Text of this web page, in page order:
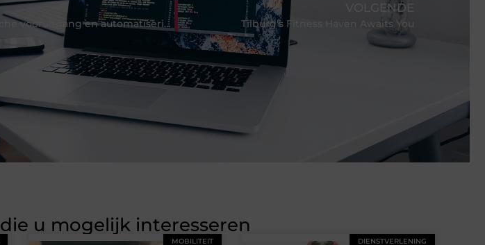
Technologische vooruitgang en automatisering op werk
VOLGENDE
Tilburg's Fitness Haven Awaits You
die u mogelijk interesseren
MOBILITEIT DIENSTVERLENING